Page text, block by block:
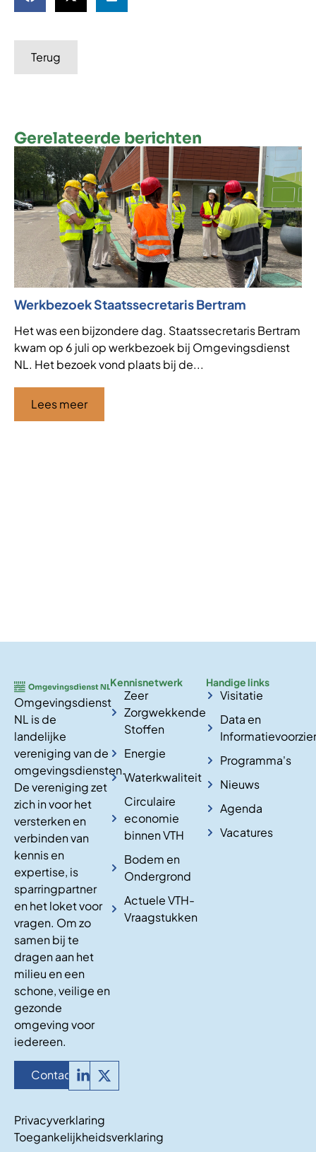
Terug
Gerelateerde berichten
Werkbezoek Staatssecretaris Bertram
Het was een bijzondere dag. Staatssecretaris Bertram
kwam op 6 juli op werkbezoek bij Omgevingsdienst
NL. Het bezoek vond plaats bij de...
Lees meer
Omgevingsdienst
NL is de
landelijke
vereniging van de
omgevingsdiensten.
De vereniging zet
zich in voor het
versterken en
verbinden van
kennis en
expertise, is
sparringpartner
en het loket voor
vragen. Om zo
samen bij te
dragen aan het
milieu en een
schone, veilige en
gezonde
omgeving voor
iedereen.
Contact
Kennisnetwerk
Zeer
Zorgwekkende
Stoffen
Energie
Waterkwaliteit
Circulaire
economie
binnen VTH
Bodem en
Ondergrond
Actuele VTH-
Vraagstukken
Handige links
Visitatie
Data en
Programma's
Nieuws
Agenda
Vacatures
Privacyverklaring
Toegankelijkheidsverklaring